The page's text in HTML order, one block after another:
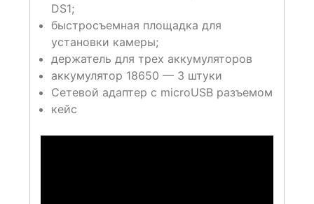
DS1;
быстросъемная площадка для
установки камеры;
держатель для трех аккумуляторов
аккумулятор 18650 — 3 штуки
Сетевой адаптер с microUSB разъемом
кейс